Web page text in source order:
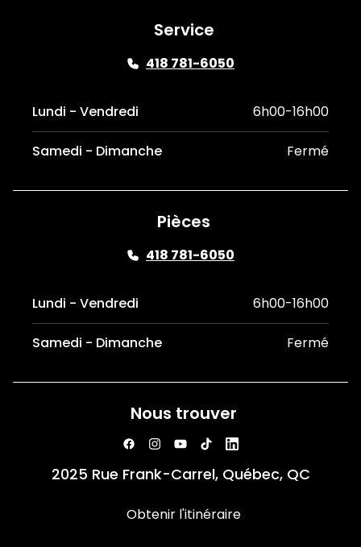
Service
418 781-6050
Lundi - Vendredi 6h00-16h00
Samedi - Dimanche Fermé
Pièces
418 781-6050
Lundi - Vendredi 6h00-16h00
Samedi - Dimanche Fermé
Nous trouver
2025 Rue Frank-Carrel, Québec, QC
Obtenir l'itinéraire